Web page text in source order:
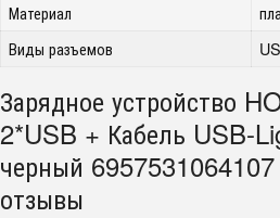
Материал
Виды разъемов
Зарядное устройство
2*USB + Кабель USB-
черный
отзывы